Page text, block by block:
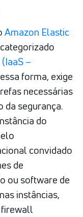
Amazon Elastic
(IaaS –
forma, exige
necessárias
da segurança.
do
convidado
de
ou software de
instâncias,
firewall